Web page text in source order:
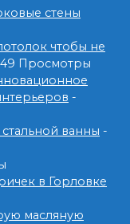
стены
чтобы не
Просмотры
-
ванны -
в Горловке
масляную